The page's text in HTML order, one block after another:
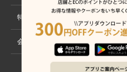
特定商取引法について
会社概要